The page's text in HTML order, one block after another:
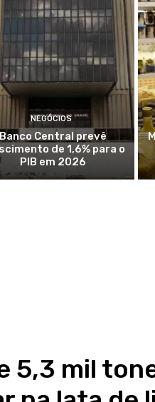
NEGÓCIOS
Banco Central prevê
de 1,6% para o
PIB em 2026